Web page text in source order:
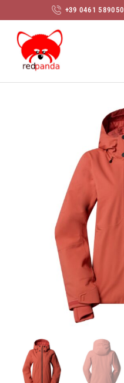
+39 0461 589050